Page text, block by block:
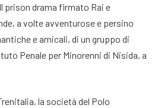
prison drama firmato Rai e
a volte avventurose e persino
e amicali, di un gruppo di
Penale per Minorenni di Nisida, a
la società del Polo